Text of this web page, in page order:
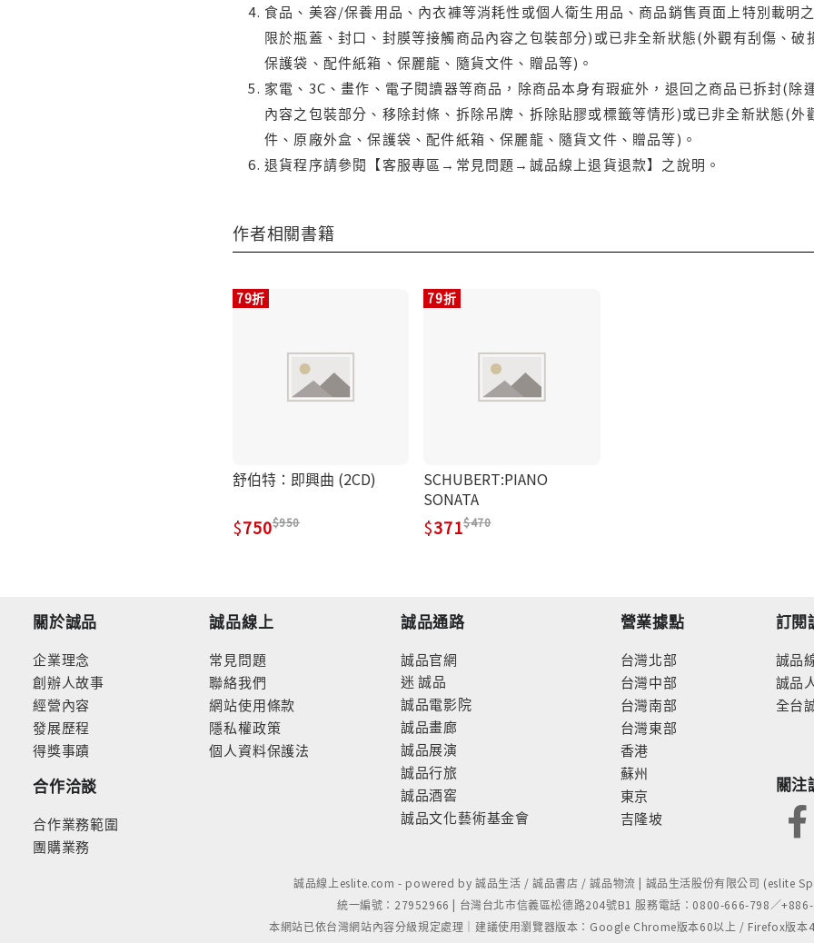
食品、美容/保養用品、內衣褲等消耗性或個人衛生用品、商品銷售頁面上特別載明
限於瓶蓋、封口、封膜等接觸商品內容之包裝部分)或已非全新狀態(外觀有刮傷、
保護袋、配件紙箱、保麗龍、隨貨文件、贈品等)。
家電、3C、畫作、電子閱讀器等商品，除商品本身有瑕疵外，退回之商品已拆封(
內容之包裝部分、移除封條、拆除吊牌、拆除貼膠或標籤等情形)或已非全新狀態(
件、原廠外盒、保護袋、配件紙箱、保麗龍、隨貨文件、贈品等)。
退貨程序請參閱【客服專區→常見問題→誠品線上退貨退款】之說明。
作者相關書籍
79折
舒伯特：即興曲 (2CD)
750 950
79折
SCHUBERT:PIANO
SONATA
371 470
關於誠品
企業理念
創辦人故事
經營內容
發展歷程
得獎事蹟
合作洽談
合作業務範圍
團購業務
誠品線上
常見問題
聯絡我們
網站使用條款
隱私權政策
個人資料保護法
誠品通路
誠品官網
迷 誠品
誠品電影院
誠品畫廊
誠品展演
誠品行旅
誠品酒窖
誠品文化藝術基金會
營業據點
台灣北部
台灣中部
台灣南部
台灣東部
香港
蘇州
東京
吉隆坡
訂閱
誠品
誠品
全台
關注
誠品線上eslite.com - powered by 誠品生活 / 誠品書店 / 誠品物流 | 誠品生活股份有限公司 (eslite
統一編號：27952966 | 台灣台北市信義區松德路204號B1 服務電話：0800-666-798／
本網站已依台灣網站內容分級規定處理｜建議使用瀏覽器版本：Google Chrome版本60以上 / Firefox版